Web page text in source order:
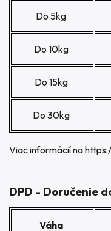
Do 5kg
Do 10kg
Do 15kg
Do 30kg
Viac informácií na
DPD - Doručenie
Váha